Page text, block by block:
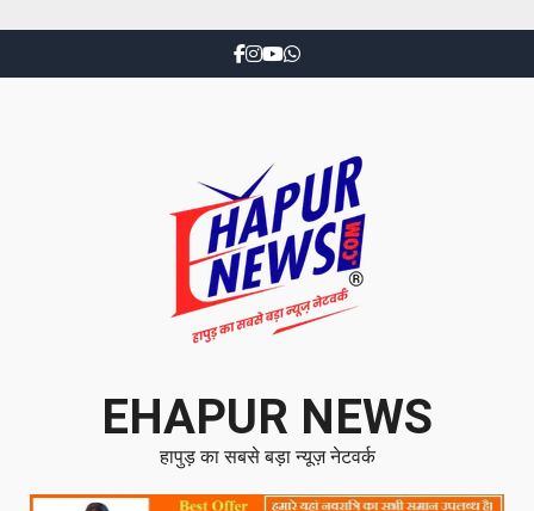
EHAPUR NEWS
हापुड़ का सबसे बड़ा न्यूज़ नेटवर्क